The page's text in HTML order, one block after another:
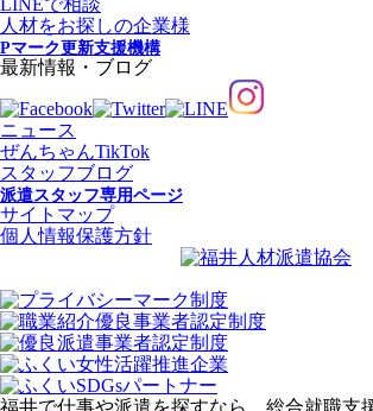
LINEで相談
人材をお探しの企業様
Pマーク更新支援機構
最新情報・ブログ
ニュース
ぜんちゃんTikTok
スタッフブログ
派遣スタッフ専用ページ
サイトマップ
個人情報保護方針